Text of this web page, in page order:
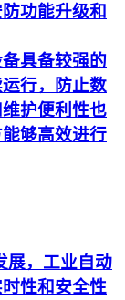
功能升级和
具备较强的
行，防止数
护便利性也
够高效进行
展，工业自动
性和安全性